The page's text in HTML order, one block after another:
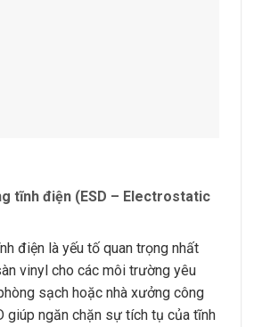
tĩnh điện (ESD – Electrostatic
điện là yếu tố quan trọng nhất
vinyl cho các môi trường yêu
sạch hoặc nhà xưởng công
giúp ngăn chặn sự tích tụ của tĩnh